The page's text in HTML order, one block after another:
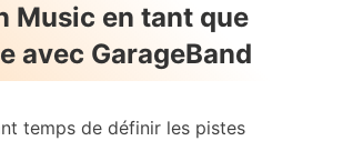
Music en tant que
avec GarageBand
temps de définir les pistes